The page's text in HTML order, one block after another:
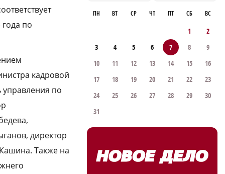
по
кадровой
управления по
директор
Также на
ПН ВТ СР ЧТ ПТ СБ ВС
1
2
3
4 5 6 7 8
9
10
11 12 13 14 15
16
17
18 19 20 21 22
23
24
25 26 27 28 29
30
31